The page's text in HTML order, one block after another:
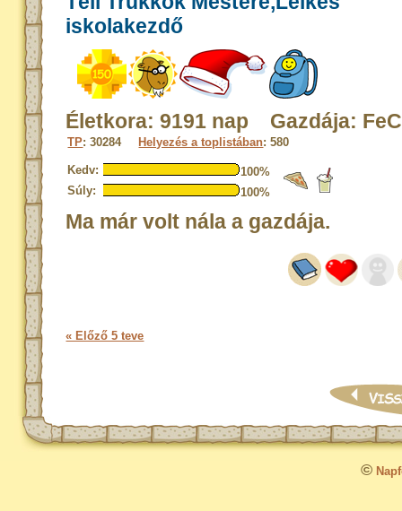
iskolakezdő
Életkora: 9191 nap Gazdája:
TP: 30284 Helyezés a toplistában: 580
Kedv:
100%
Súly:
100%
Ma már volt nála a gazdája.
« Előző 5 teve
©